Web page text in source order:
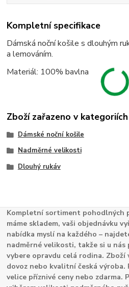
Kompletní specifikace
Dámská noční košile s dlouhým
a lemováním.
Materiál: 100% bavlna
Zboží zařazeno v kategoriích
Dámské noční košile
Nadměrné velikosti
Dlouhý rukáv
Kompletní sortiment pohodlných
máme skladem, vaši objednávku
nabídka myslí na každého –
nadměrné velikosti, takže si u
vybere opravdu celá rodina. Zboží
dovoz nebo kvalitní česká výroba.
velice příznivé ceny nebo zdarma.